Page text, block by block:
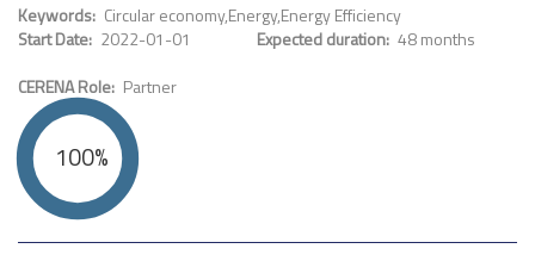
Keywords Circular economyEnergyEnergy Efficiency
Start Date 2022-01-01 Expected duration 48 months
CERENA Role Partner
100%